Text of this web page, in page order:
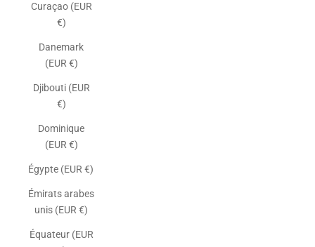
Curaçao (EUR
€)
Danemark
(EUR €)
Djibouti (EUR
€)
Dominique
(EUR €)
Égypte (EUR €)
Émirats arabes
unis (EUR €)
Équateur (EUR